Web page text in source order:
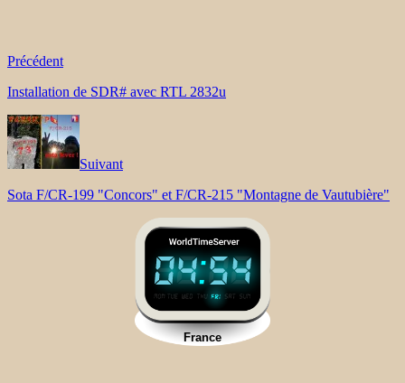
Précédent
Installation de SDR# avec RTL 2832u
Suivant
Sota F/CR-199 "Concors" et F/CR-215 "Montagne de Vautubière"